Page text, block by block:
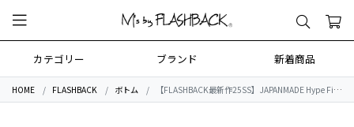
カテゴリー ブランド 新着商品
HOME FLASHBACK ボトム 【FLASHBACK最新作25SS】JAPANMADE Hype Fit Sneakers Skiny Sweat Pants.ASH GRY